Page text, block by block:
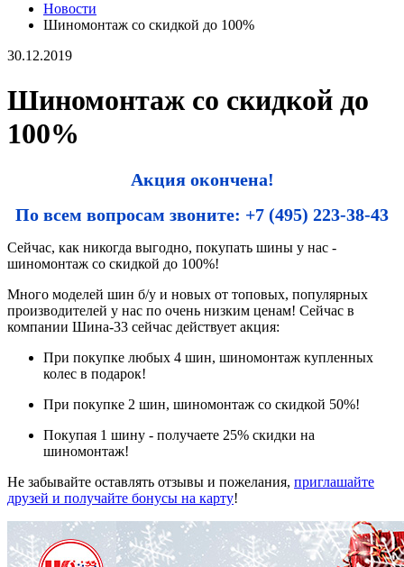
Новости
Шиномонтаж со скидкой до 100%
30.12.2019
Шиномонтаж со скидкой до
100%
Акция окончена!
По всем вопросам звоните: +7 (495) 223-38-43
Сейчас, как никогда выгодно, покупать шины у нас -
шиномонтаж со скидкой до 100%!
Много моделей шин б/у и новых от топовых, популярных
производителей у нас по очень низким ценам! Сейчас в
компании Шина-33 сейчас действует акция:
При покупке любых 4 шин, шиномонтаж купленных
колес в подарок!
При покупке 2 шин, шиномонтаж со скидкой 50%!
Покупая 1 шину - получаете 25% скидки на
шиномонтаж!
Не забывайте оставлять отзывы и пожелания, приглашайте
друзей и получайте бонусы на карту!